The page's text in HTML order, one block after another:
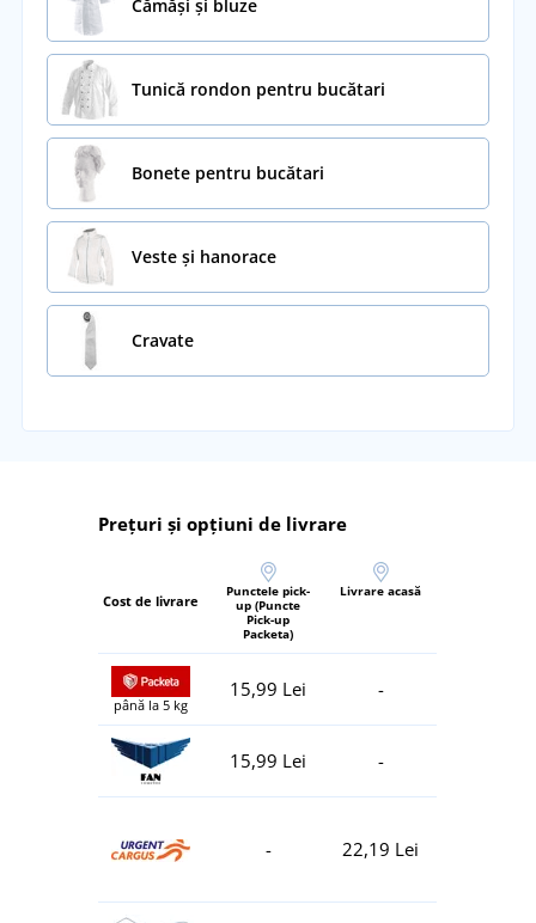
Cămăși și bluze
Tunică rondon pentru bucătari
Bonete pentru bucătari
Veste și hanorace
Cravate
Prețuri și opțiuni de livrare
Cost de livrare
Punctele pick-
up (Puncte
Pick-up
Packeta)
Livrare acasă
până la 5 kg
15,99 Lei -
15,99 Lei -
- 22,19 Lei